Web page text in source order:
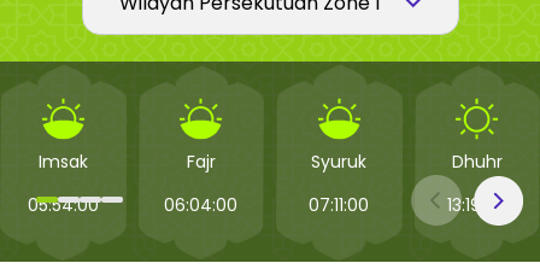
Imsak
05:54:00
Fajr
06:04:00
Syuruk
07:11:00
Dhuhr
13:19:00